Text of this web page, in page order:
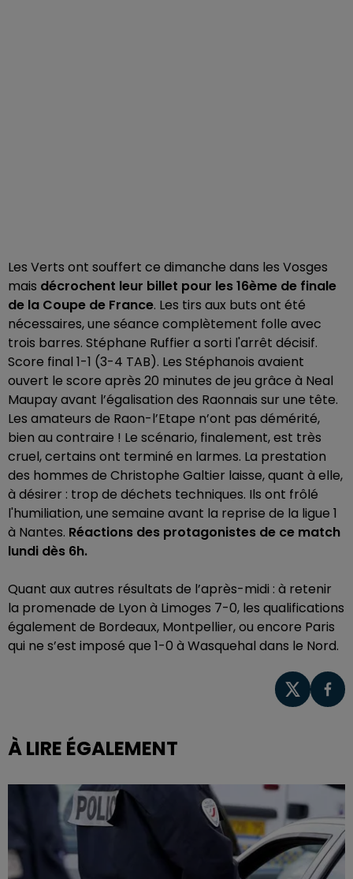
Les Verts ont souffert ce dimanche dans les Vosges
mais décrochent leur billet pour les 16ème de finale
de la Coupe de France. Les tirs aux buts ont été
nécessaires, une séance complètement folle avec
trois barres. Stéphane Ruffier a sorti l'arrêt décisif.
Score final 1-1 (3-4 TAB). Les Stéphanois avaient
ouvert le score après 20 minutes de jeu grâce à Neal
Maupay avant l’égalisation des Raonnais sur une tête.
Les amateurs de Raon-l’Etape n’ont pas démérité,
bien au contraire ! Le scénario, finalement, est très
cruel, certains ont terminé en larmes. La prestation
des hommes de Christophe Galtier laisse, quant à elle,
à désirer : trop de déchets techniques. Ils ont frôlé
l'humiliation, une semaine avant la reprise de la ligue 1
à Nantes. Réactions des protagonistes de ce match
lundi dès 6h.
Quant aux autres résultats de l’après-midi : à retenir
la promenade de Lyon à Limoges 7-0, les qualifications
également de Bordeaux, Montpellier, ou encore Paris
qui ne s’est imposé que 1-0 à Wasquehal dans le Nord.
À LIRE ÉGALEMENT